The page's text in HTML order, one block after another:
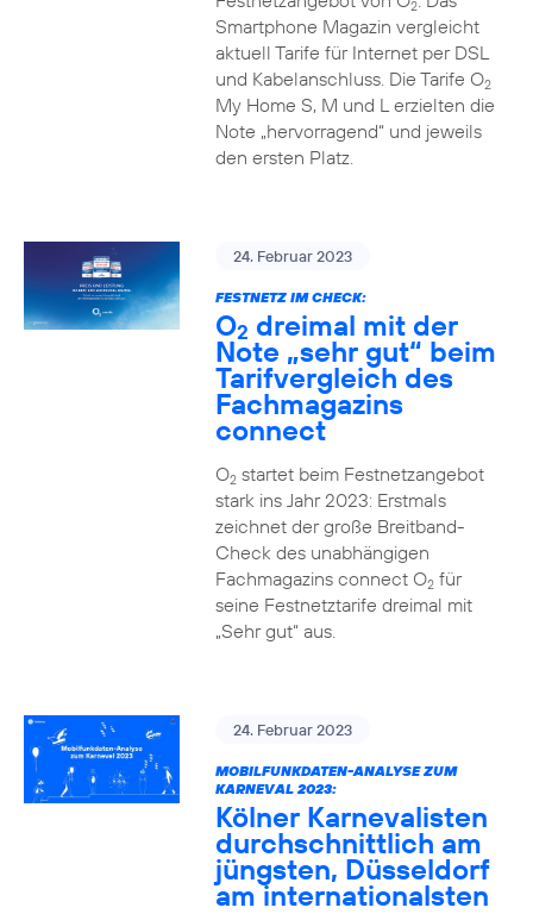
2
Smartphone Magazin vergleicht
aktuell Tarife für Internet per DSL
und Kabelanschluss. Die Tarife O2
My Home S, M und L erzielten die
Note „hervorragend“ und jeweils
den ersten Platz.
24. Februar 2023
FESTNETZ IM CHECK:
O2 dreimal mit der
Note „sehr gut“ beim
Tarifvergleich des
Fachmagazins
connect
O2startet beim Festnetzangebot
stark ins Jahr 2023: Erstmals
zeichnet der große Breitband-
Check des unabhängigen
Fachmagazins connect O2für
seine Festnetztarife dreimal mit
„Sehr gut“ aus.
24. Februar 2023
MOBILFUNKDATEN-ANALYSE ZUM
KARNEVAL 2023:
Kölner Karnevalisten
durchschnittlich am
jüngsten, Düsseldorf
am internationalsten